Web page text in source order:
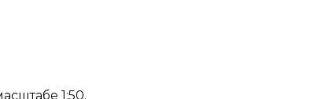
1:50.